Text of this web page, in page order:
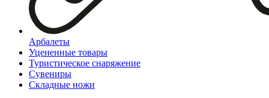
Арбалеты
Уцененные товары
Туристическое снаряжение
Сувениры
Складные ножи